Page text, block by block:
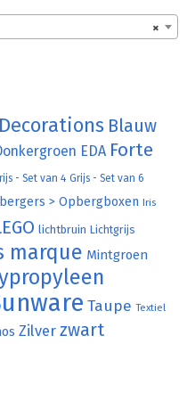
×
Blauw
EDA Forte
- Set van 4 Grijs - Set van 6
> Opbergboxen Iris
lichtbruin Lichtgrijs
marque Mintgroen
Taupe Textiel
Zilver zwart